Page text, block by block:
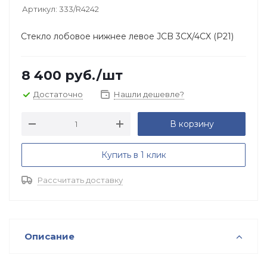
Артикул: 333/R4242
Стекло лобовое нижнее левое JCB 3CX/4CX (Р21)
8 400 руб./шт
Достаточно Нашли дешевле?
В корзину
Купить в 1 клик
Рассчитать доставку
Описание